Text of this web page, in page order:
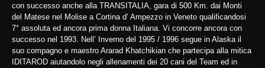
con successo anche alla TRANSITALIA, gara di 500 Km. dai Monti
del Matese nel Molise a Cortina d’ Ampezzo in Veneto qualificandosi
7° assoluta ed ancora prima donna Italiana. Vi concorre ancora con
successo nel 1993. Nell’ Inverno del 1995 / 1996 segue in Alaska il
suo compagno e maestro Ararad Khatchikian che partecipa alla mitica
IDITAROD aiutandolo negli allenamenti dei 20 cani del Team ed in